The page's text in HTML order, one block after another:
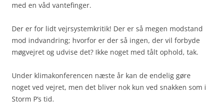
med en våd vantefinger.
Der er for lidt vejrsystemkritik! Der er så megen modstand
mod indvandring; hvorfor er der så ingen, der vil forbyde
møgvejret og udvise det? Ikke noget med tålt ophold, tak.
Under klimakonferencen næste år kan de endelig gøre
noget ved vejret, men det bliver nok kun ved snakken som i
Storm P’s tid.